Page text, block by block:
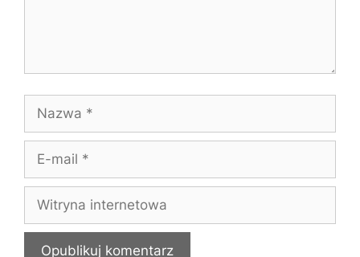
mail
internetowa